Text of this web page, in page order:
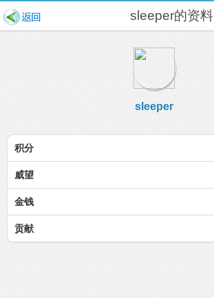
sleeper的资料
sleeper
积分
威望
金钱
贡献